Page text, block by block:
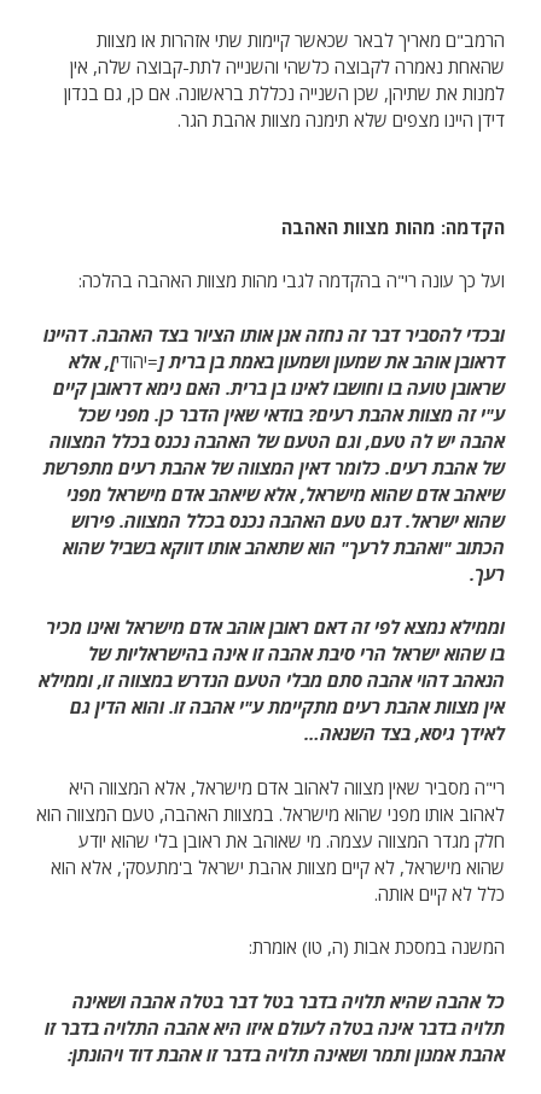
הרמב"ם מאריך לבאר שכאשר קיימות שתי אזהרות או מצוות
שהאחת נאמרה לקבוצה כלשהי והשנייה לתת-קבוצה שלה, אין
למנות את שתיהן, שכן השנייה נכללת בראשונה. אם כן, גם בנדון
דידן היינו מצפים שלא תימנה מצוות אהבת הגר.
הקדמה: מהות מצוות האהבה
ועל כך עונה רי"ה בהקדמה לגבי מהות מצוות האהבה בהלכה:
ובכדי להסביר דבר זה נחזה אנן אותו הציור בצד האהבה. דהיינו
דראובן אוהב את שמעון ושמעון באמת בן ברית [=יהודי], אלא
שראובן טועה בו וחושבו לאינו בן ברית. האם נימא דראובן קיים
ע"י זה מצוות אהבת רעים? בודאי שאין הדבר כן. מפני שכל
אהבה יש לה טעם, וגם הטעם של האהבה נכנס בכלל המצווה
של אהבת רעים. כלומר דאין המצווה של אהבת רעים מתפרשת
שיאהב אדם שהוא מישראל, אלא שיאהב אדם מישראל מפני
שהוא ישראל. דגם טעם האהבה נכנס בכלל המצווה. פירוש
הכתוב "ואהבת לרעך" הוא שתאהב אותו דווקא בשביל שהוא
רעך.
וממילא נמצא לפי זה דאם ראובן אוהב אדם מישראל ואינו מכיר
בו שהוא ישראל הרי סיבת אהבה זו אינה בהישראליות של
הנאהב דהוי אהבה סתם מבלי הטעם הנדרש במצווה זו, וממילא
אין מצוות אהבת רעים מתקיימת ע"י אהבה זו. והוא הדין גם
לאידך גיסא, בצד השנאה…
רי"ה מסביר שאין מצווה לאהוב אדם מישראל, אלא המצווה היא
לאהוב אותו מפני שהוא מישראל. במצוות האהבה, טעם המצווה הוא
חלק מגדר המצווה עצמה. מי שאוהב את ראובן בלי שהוא יודע
שהוא מישראל, לא קיים מצוות אהבת ישראל ב'מתעסק', אלא הוא
כלל לא קיים אותה.
המשנה במסכת אבות (ה, טו) אומרת:
כל אהבה שהיא תלויה בדבר בטל דבר בטלה אהבה ושאינה
תלויה בדבר אינה בטלה לעולם איזו היא אהבה התלויה בדבר זו
אהבת אמנון ותמר ושאינה תלויה בדבר זו אהבת דוד ויהונתן: